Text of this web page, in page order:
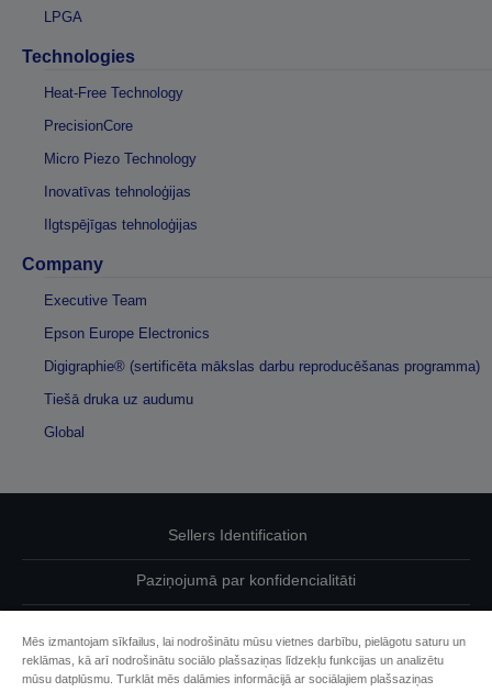
LPGA
Technologies
Heat-Free Technology
PrecisionCore
Micro Piezo Technology
Inovatīvas tehnoloģijas
Ilgtspējīgas tehnoloģijas
Company
Executive Team
Epson Europe Electronics
Digigraphie® (sertificēta mākslas darbu reproducēšanas programma)
Tiešā druka uz audumu
Global
Sellers Identification
Paziņojumā par konfidencialitāti
Sazinieties ar mums par saviem datiem
Mēs izmantojam sīkfailus, lai nodrošinātu mūsu vietnes darbību, pielāgotu saturu un
reklāmas, kā arī nodrošinātu sociālo plašsaziņas līdzekļu funkcijas un analizētu
mūsu datplūsmu. Turklāt mēs dalāmies informācijā ar sociālajiem plašsaziņas